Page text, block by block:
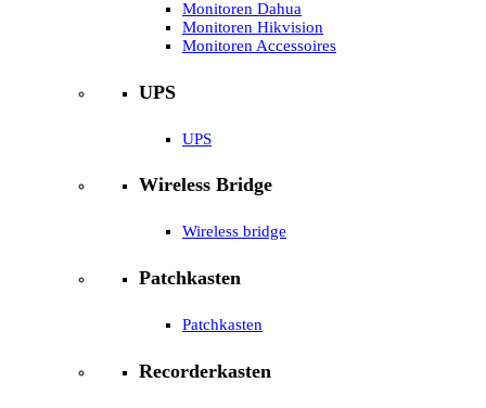
Monitoren Dahua
Monitoren Hikvision
Monitoren Accessoires
UPS
UPS
Wireless Bridge
Wireless bridge
Patchkasten
Patchkasten
Recorderkasten